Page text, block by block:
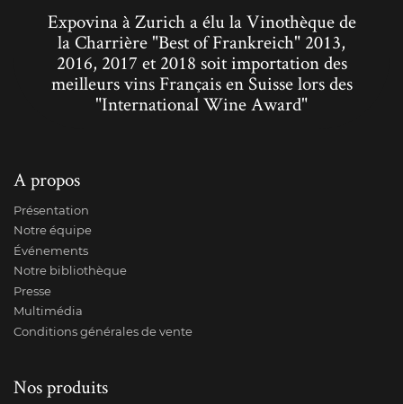
Expovina à Zurich a élu la Vinothèque de
la Charrière "Best of Frankreich" 2013,
2016, 2017 et 2018 soit importation des
meilleurs vins Français en Suisse lors des
"International Wine Award"
A propos
Présentation
Notre équipe
Événements
Notre bibliothèque
Presse
Multimédia
Conditions générales de vente
Nos produits